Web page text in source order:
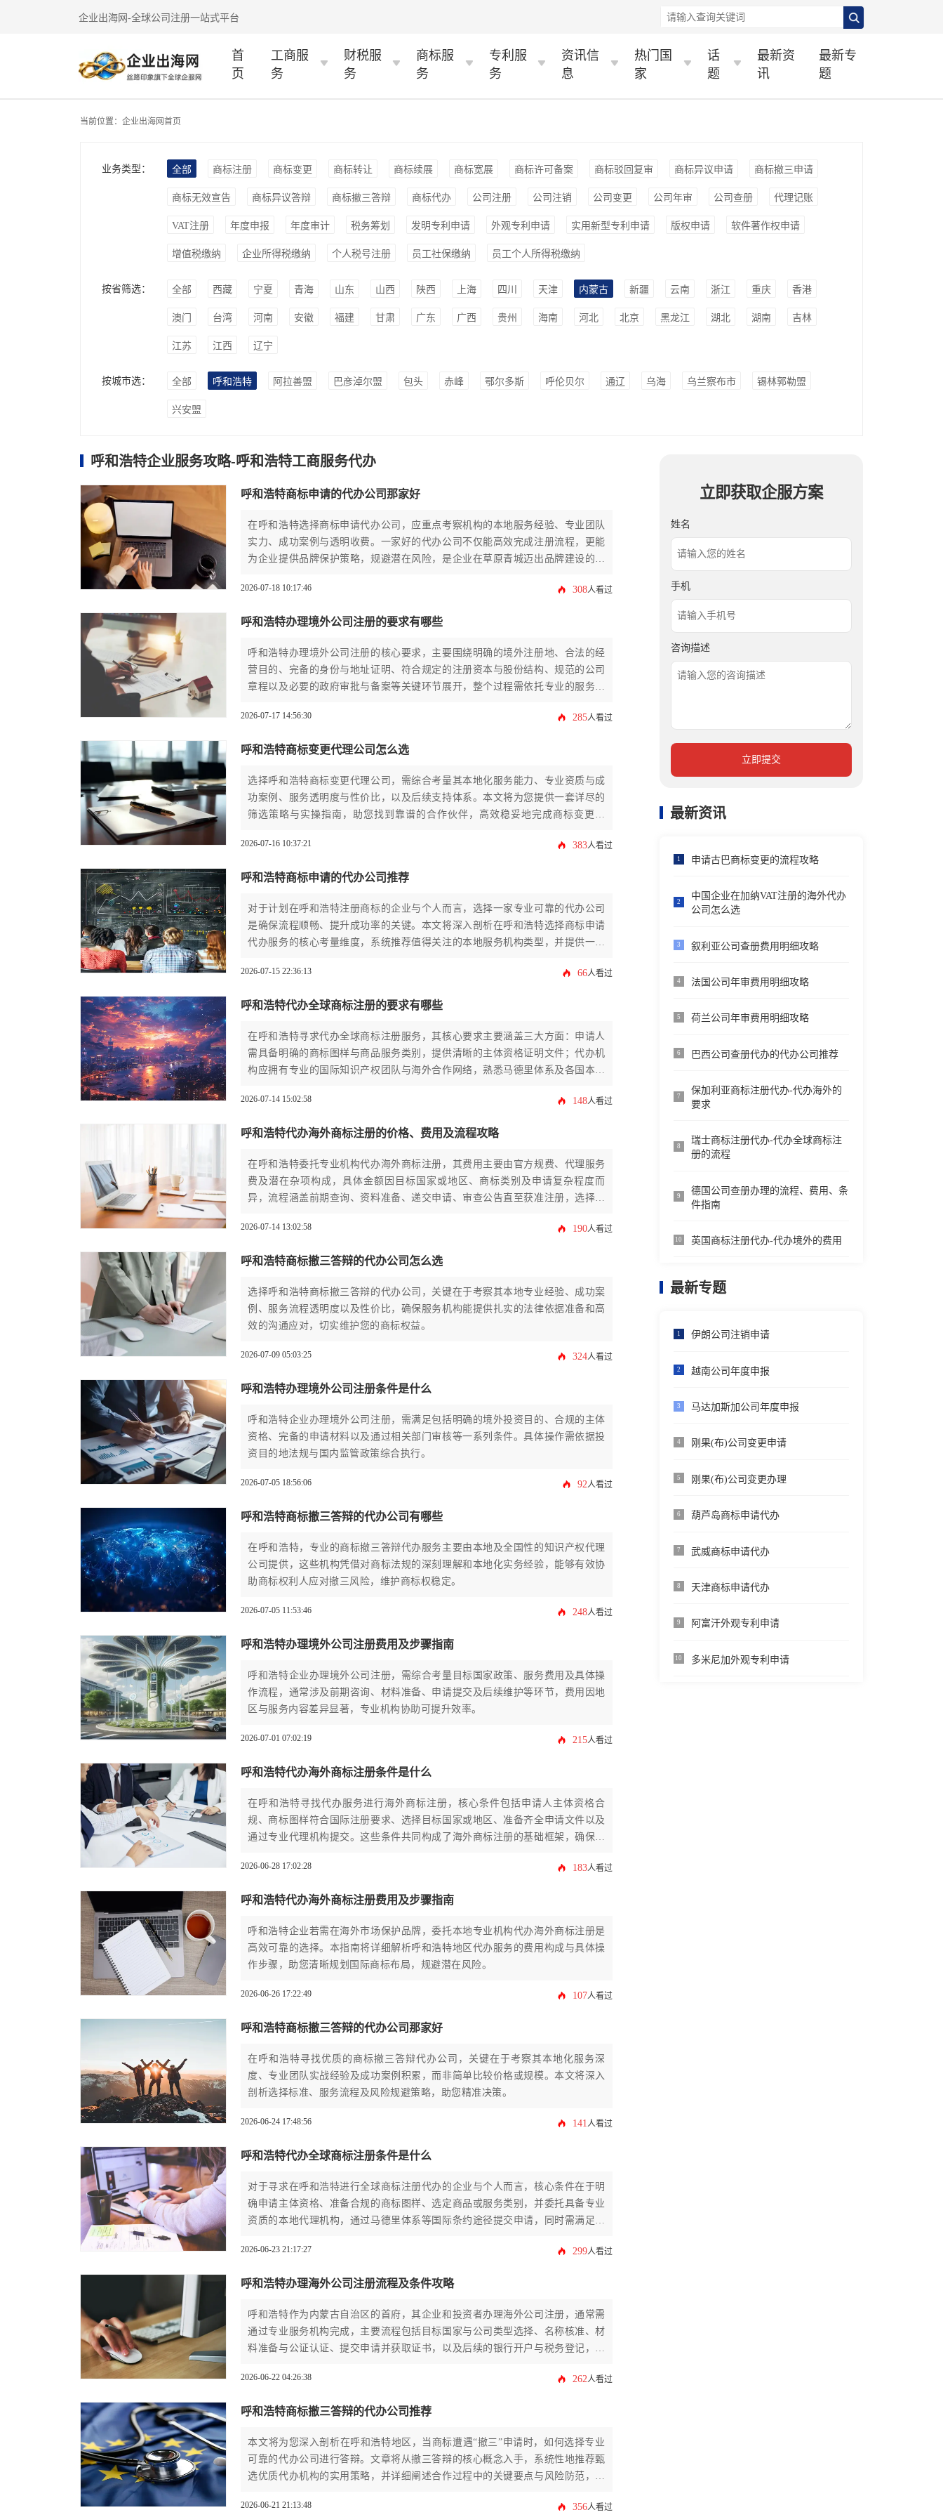
企业出海网-全球公司注册一站式平台
首
页
工商服
务
财税服
务
商标服
务
专利服
务
资讯信
息
热门国
家
话
题
最新资
讯
最新专
题
当前位置： 企业出海网首页
业务类型： 全部 商标注册 商标变更 商标转让 商标续展 商标宽展 商标许可备案 商标驳回复审 商标异议申请 商标撤三申请
商标无效宣告 商标异议答辩 商标撤三答辩 商标代办 公司注册 公司注销 公司变更 公司年审 公司查册 代理记账
VAT注册 年度申报 年度审计 税务筹划 发明专利申请 外观专利申请 实用新型专利申请 版权申请 软件著作权申请
增值税缴纳 企业所得税缴纳 个人税号注册 员工社保缴纳 员工个人所得税缴纳
按省筛选： 全部 西藏 宁夏 青海 山东 山西 陕西 上海 四川 天津 内蒙古 新疆 云南 浙江 重庆 香港
澳门 台湾 河南 安徽 福建 甘肃 广东 广西 贵州 海南 河北 北京 黑龙江 湖北 湖南 吉林
江苏 江西 辽宁
按城市选： 全部 呼和浩特 阿拉善盟 巴彦淖尔盟 包头 赤峰 鄂尔多斯 呼伦贝尔 通辽 乌海 乌兰察布市 锡林郭勒盟
兴安盟
呼和浩特企业服务攻略-呼和浩特工商服务代办
呼和浩特商标申请的代办公司那家好
在呼和浩特选择商标申请代办公司，应重点考察机构的本地服务经验、专业团队
实力、成功案例与透明收费。一家好的代办公司不仅能高效完成注册流程，更能
为企业提供品牌保护策略，规避潜在风险，是企业在草原青城迈出品牌建设的关
2026-07-18 10:17:46 308人看过
呼和浩特办理境外公司注册的要求有哪些
呼和浩特办理境外公司注册的核心要求，主要围绕明确的境外注册地、合法的经
营目的、完备的身份与地址证明、符合规定的注册资本与股份结构、规范的公司
章程以及必要的政府审批与备案等关键环节展开，整个过程需依托专业的服务机
2026-07-17 14:56:30 285人看过
呼和浩特商标变更代理公司怎么选
选择呼和浩特商标变更代理公司，需综合考量其本地化服务能力、专业资质与成
功案例、服务透明度与性价比，以及后续支持体系。本文将为您提供一套详尽的
筛选策略与实操指南，助您找到靠谱的合作伙伴，高效稳妥地完成商标变更流
2026-07-16 10:37:21 383人看过
呼和浩特商标申请的代办公司推荐
对于计划在呼和浩特注册商标的企业与个人而言，选择一家专业可靠的代办公司
是确保流程顺畅、提升成功率的关键。本文将深入剖析在呼和浩特选择商标申请
代办服务的核心考量维度，系统推荐值得关注的本地服务机构类型，并提供一套
2026-07-15 22:36:13 66人看过
呼和浩特代办全球商标注册的要求有哪些
在呼和浩特寻求代办全球商标注册服务，其核心要求主要涵盖三大方面：申请人
需具备明确的商标图样与商品服务类别，提供清晰的主体资格证明文件；代办机
构应拥有专业的国际知识产权团队与海外合作网络，熟悉马德里体系及各国本土
2026-07-14 15:02:58 148人看过
呼和浩特代办海外商标注册的价格、费用及流程攻略
在呼和浩特委托专业机构代办海外商标注册，其费用主要由官方规费、代理服务
费及潜在杂项构成，具体金额因目标国家或地区、商标类别及申请复杂程度而
异，流程涵盖前期查询、资料准备、递交申请、审查公告直至获准注册，选择本
2026-07-14 13:02:58 190人看过
呼和浩特商标撤三答辩的代办公司怎么选
选择呼和浩特商标撤三答辩的代办公司，关键在于考察其本地专业经验、成功案
例、服务流程透明度以及性价比，确保服务机构能提供扎实的法律依据准备和高
效的沟通应对，切实维护您的商标权益。
2026-07-09 05:03:25 324人看过
呼和浩特办理境外公司注册条件是什么
呼和浩特企业办理境外公司注册，需满足包括明确的境外投资目的、合规的主体
资格、完备的申请材料以及通过相关部门审核等一系列条件。具体操作需依据投
资目的地法规与国内监管政策综合执行。
2026-07-05 18:56:06 92人看过
呼和浩特商标撤三答辩的代办公司有哪些
在呼和浩特，专业的商标撤三答辩代办服务主要由本地及全国性的知识产权代理
公司提供，这些机构凭借对商标法规的深刻理解和本地化实务经验，能够有效协
助商标权利人应对撤三风险，维护商标权稳定。
2026-07-05 11:53:46 248人看过
呼和浩特办理境外公司注册费用及步骤指南
呼和浩特企业办理境外公司注册，需综合考量目标国家政策、服务费用及具体操
作流程，通常涉及前期咨询、材料准备、申请提交及后续维护等环节，费用因地
区与服务内容差异显著，专业机构协助可提升效率。
2026-07-01 07:02:19 215人看过
呼和浩特代办海外商标注册条件是什么
在呼和浩特寻找代办服务进行海外商标注册，核心条件包括申请人主体资格合
规、商标图样符合国际注册要求、选择目标国家或地区、准备齐全申请文件以及
通过专业代理机构提交。这些条件共同构成了海外商标注册的基础框架，确保流
2026-06-28 17:02:28 183人看过
呼和浩特代办海外商标注册费用及步骤指南
呼和浩特企业若需在海外市场保护品牌，委托本地专业机构代办海外商标注册是
高效可靠的选择。本指南将详细解析呼和浩特地区代办服务的费用构成与具体操
作步骤，助您清晰规划国际商标布局，规避潜在风险。
2026-06-26 17:22:49 107人看过
呼和浩特商标撤三答辩的代办公司那家好
在呼和浩特寻找优质的商标撤三答辩代办公司，关键在于考察其本地化服务深
度、专业团队实战经验及成功案例积累，而非简单比较价格或规模。本文将深入
剖析选择标准、服务流程及风险规避策略，助您精准决策。
2026-06-24 17:48:56 141人看过
呼和浩特代办全球商标注册条件是什么
对于寻求在呼和浩特进行全球商标注册代办的企业与个人而言，核心条件在于明
确申请主体资格、准备合规的商标图样、选定商品或服务类别，并委托具备专业
资质的本地代理机构，通过马德里体系等国际条约途径提交申请，同时需满足目
2026-06-23 21:17:27 299人看过
呼和浩特办理海外公司注册流程及条件攻略
呼和浩特作为内蒙古自治区的首府，其企业和投资者办理海外公司注册，通常需
通过专业服务机构完成，主要流程包括目标国家与公司类型选择、名称核准、材
料准备与公证认证、提交申请并获取证书，以及后续的银行开户与税务登记，核
董事身份等。
2026-06-22 04:26:38 262人看过
呼和浩特商标撤三答辩的代办公司推荐
本文将为您深入剖析在呼和浩特地区，当商标遭遇“撤三”申请时，如何选择专业
可靠的代办公司进行答辩。文章将从撤三答辩的核心概念入手，系统性地推荐甄
选优质代办机构的实用策略，并详细阐述合作过程中的关键要点与风险防范，旨
2026-06-21 21:13:48 356人看过
立即获取企服方案
姓名
手机
咨询描述
立即提交
最新资讯
1 申请古巴商标变更的流程攻略
2
中国企业在加纳VAT注册的海外代办
公司怎么选
3 叙利亚公司查册费用明细攻略
4 法国公司年审费用明细攻略
5 荷兰公司年审费用明细攻略
6 巴西公司查册代办的代办公司推荐
7
保加利亚商标注册代办-代办海外的
要求
8
瑞士商标注册代办-代办全球商标注
册的流程
9
德国公司查册办理的流程、费用、条
件指南
10 英国商标注册代办-代办境外的费用
最新专题
1 伊朗公司注销申请
2 越南公司年度申报
3 马达加斯加公司年度申报
4 刚果(布)公司变更申请
5 刚果(布)公司变更办理
6 葫芦岛商标申请代办
7 武威商标申请代办
8 天津商标申请代办
9 阿富汗外观专利申请
10 多米尼加外观专利申请